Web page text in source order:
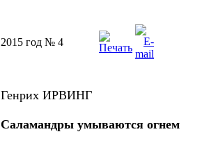
2015 год № 4
Генрих ИРВИНГ
Саламандры умываются огнем